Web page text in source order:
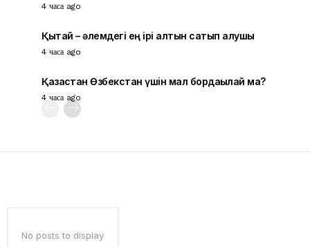
4 часа ago
Қытай – әлемдегі ең ірі алтын сатып алушы
4 часа ago
Қазақстан Өзбекстан үшін мал бордақылай ма?
4 часа ago
No posts to display